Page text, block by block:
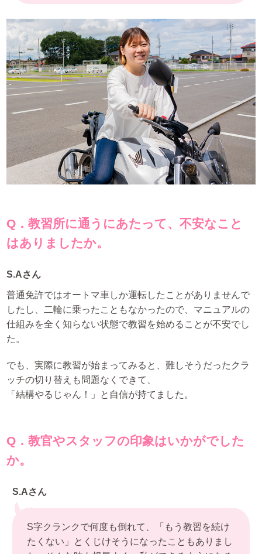
Q．教習所に通うにあたって、不安なこと
はありましたか。
S.Aさん
普通免許ではオートマ車しか運転したことがありませんで
したし、二輪に乗ったこともなかったので、マニュアルの
仕組みを全く知らない状態で教習を始めることが不安でし
た。
でも、実際に教習が始まってみると、難しそうだったクラ
ッチの切り替えも問題なくできて、
「結構やるじゃん！」と自信が持てました。
Q．教官やスタッフの印象はいかがでした
か。
S.Aさん
S字クランクで何度も倒れて、「もう教習を続け
たくない」とくじけそうになったこともありまし